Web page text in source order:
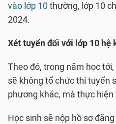
vào lớp 10 thường, lớp 10
2024.
Xét tuyển đối với lớp 10 hệ
Theo đó, trong năm học
sẽ không tổ chức thi tuyển
phương khác, mà thực
Học sinh sẽ nộp hồ sơ